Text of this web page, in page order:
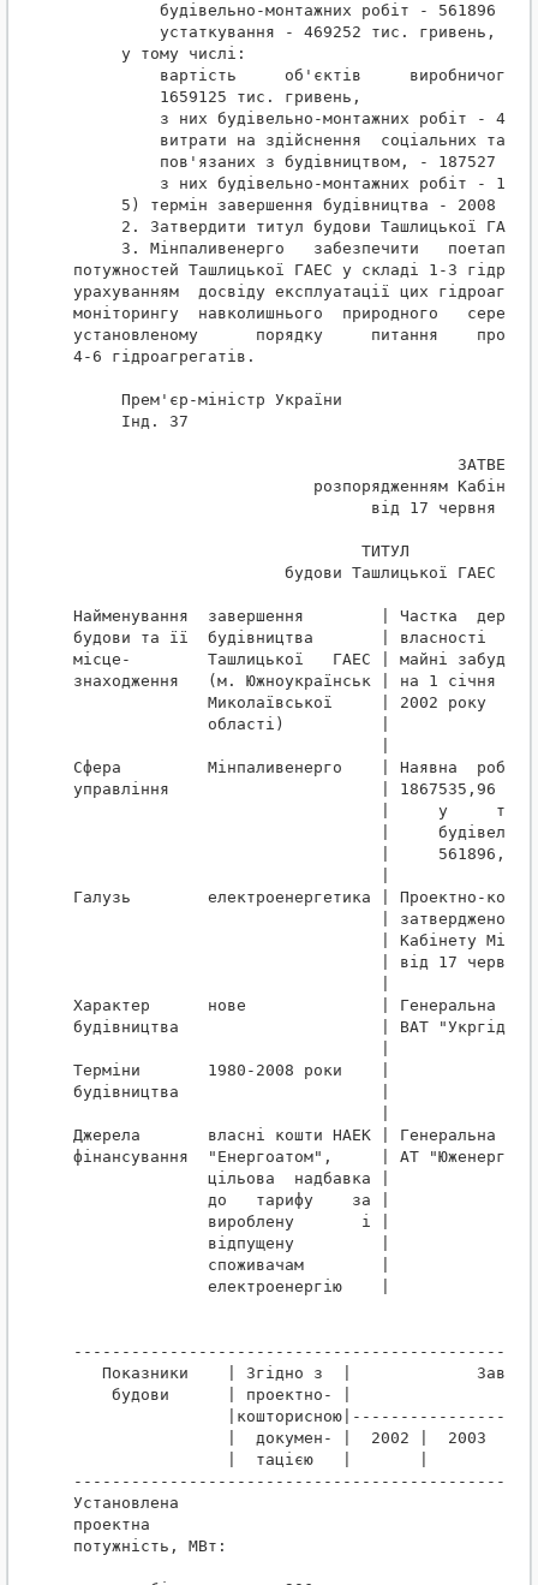
будівельно-монтажних робіт - 561896
         устаткування - 469252 тис. гривень,
     у тому числі:
вартість     об'єктів     виробничого
         1659125 тис. гривень,
з них будівельно-монтажних робіт -
витрати на здійснення  соціальних та
пов'язаних з будівництвом, - 187527
з них будівельно-монтажних робіт -
5) термін завершення будівництва - 2008
2. Затвердити титул будови Ташлицької
3. Мінпаливенерго   забезпечити   поетапне
потужностей Ташлицької ГАЕС у складі 1-3
урахуванням  досвіду експлуатації цих
моніторингу  навколишнього  природного
установленому      порядку     питання    про
4-6 гідроагрегатів.
Прем'єр-міністр України
     Інд. 37
розпорядженням
від 17 червня
                              ТИТУЛ
                      будови Ташлицької ГАЕС
Найменування  завершення        | Частка
будови та її  будівництва       | власності
місце-        Ташлицької   ГАЕС | майні
знаходження   (м. Южноукраїнськ | на 1 січня
Миколаївської     | 2002 року
              області)          |
Сфера         Мінпаливенерго    | Наявна  робоча
управління                      | 1867535,96 тис.
|     у
|
|     561896,35
Галузь        електроенергетика | Проектно-
| затверджено
| Кабінету
| від 17 червня
Характер      нове              | Генеральна
будівництва                     | ВАТ
Терміни       1980-2008 роки    |
будівництва                     |
Джерела       власні кошти НАЕК | Генеральна
фінансування  "Енергоатом",     | АТ
              цільова  надбавка |
              до   тарифу    за |
              вироблену       і |
              відпущену         |
              споживачам        |
              електроенергію    |
Показники    | Згідно з  |
    будови      | проектно- |
|  докумен- |  2002 |  2003  |
|  тацією   |       |        |
Установлена
проектна
потужність, МВт: